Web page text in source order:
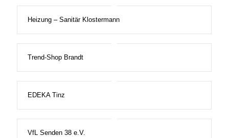
Heizung – Sanitär Klostermann
Trend-Shop Brandt
EDEKA Tinz
VfL Senden 38 e.V.